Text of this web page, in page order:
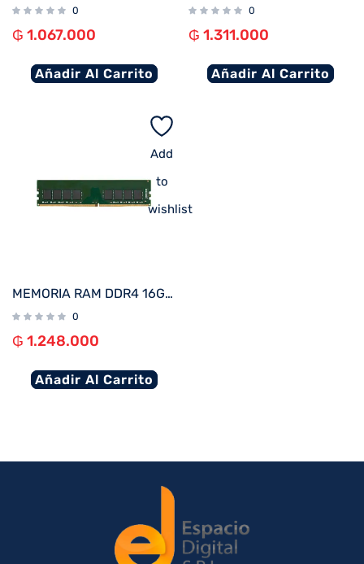
0
₲ 1.067.000
Añadir Al Carrito
0
₲ 1.311.000
Añadir Al Carrito
Add
to
wishlist
MEMORIA RAM DDR4 16GB 3200 KINGSTON KVR32N22D8/16
0
₲ 1.248.000
Añadir Al Carrito